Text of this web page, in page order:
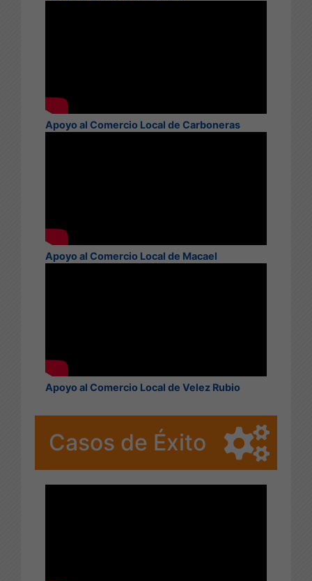
Apoyo al Comercio Local de Carboneras
Apoyo al Comercio Local de Macael
Apoyo al Comercio Local de Velez Rubio
Casos de Éxito